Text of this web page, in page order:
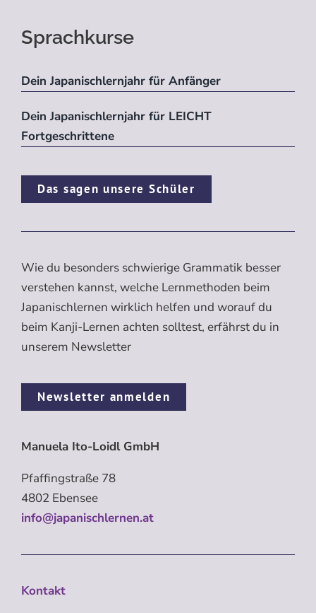
Sprachkurse
Dein Japanischlernjahr für Anfänger
Dein Japanischlernjahr für LEICHT
Fortgeschrittene
Das sagen unsere Schüler
Wie du besonders schwierige Grammatik besser
verstehen kannst, welche Lernmethoden beim
Japanischlernen wirklich helfen und worauf du
beim Kanji-Lernen achten solltest, erfährst du in
unserem Newsletter
Newsletter anmelden
Manuela Ito-Loidl GmbH
Pfaffingstraße 78
4802 Ebensee
info@japanischlernen.at
Kontakt